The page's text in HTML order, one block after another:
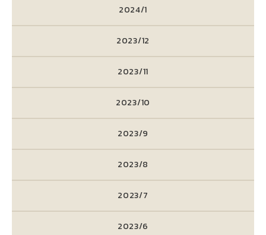
2024/1
2023/12
2023/11
2023/10
2023/9
2023/8
2023/7
2023/6